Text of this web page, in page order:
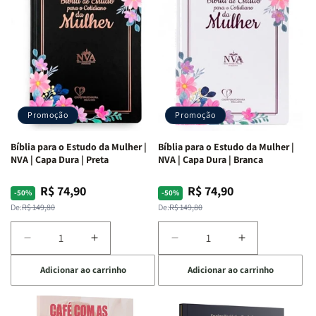
Ribeiro
Ribeiro
Promoção
Bíblia para o Estudo da Mulher |
NVA | Capa Dura | Preta
-50%
Preço
normal
De:R$ 149,80
Preço
promocional
R$ 74,90
Diminuir
a
quantidade
de
Bíblia
Aumentar
a
quantidade
de
Bíblia
Adicionar ao carrinho
Promoção
Bíblia para o Estudo da Mulher |
NVA | Capa Dura | Branca
-50%
Preço
normal
De:R$ 149,80
Preço
promocional
R$ 74,90
Diminuir
a
quantidade
de
Bíblia
Aumentar
a
quantidade
de
Bíblia
Adicionar ao carrinho